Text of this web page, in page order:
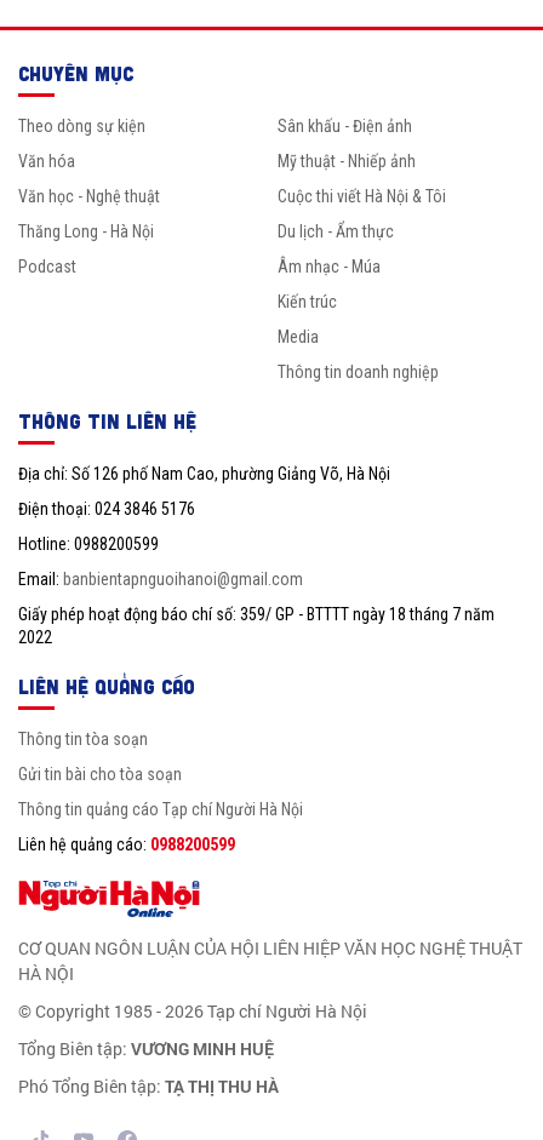
CƠ QUAN NGÔN LUẬN CỦA HỘI LIÊN HIỆP VĂN HỌC NGHỆ THUẬT
HÀ NỘI
© Copyright 1985 - 2026 Tạp chí Người Hà Nội
Tổng Biên tập: VƯƠNG MINH HUỆ
Phó Tổng Biên tập: TẠ THỊ THU HÀ
CHUYÊN MỤC
Theo dòng sự kiện
Văn hóa
Văn học - Nghệ thuật
Thăng Long - Hà Nội
Podcast
Sân khấu - Điện ảnh
Mỹ thuật - Nhiếp ảnh
Cuộc thi viết Hà Nội & Tôi
Du lịch - Ẩm thực
Âm nhạc - Múa
Kiến trúc
Media
Thông tin doanh nghiệp
THÔNG TIN LIÊN HỆ
Địa chỉ: Số 126 phố Nam Cao, phường Giảng Võ, Hà Nội
Điện thoại: 024 3846 5176
Hotline: 0988200599
Email: banbientapnguoihanoi@gmail.com
Giấy phép hoạt động báo chí số: 359/ GP - BTTTT ngày 18 tháng 7 năm
2022
LIÊN HỆ QUẢNG CÁO
Thông tin tòa soạn
Gửi tin bài cho tòa soạn
Thông tin quảng cáo Tạp chí Người Hà Nội
Liên hệ quảng cáo: 0988200599